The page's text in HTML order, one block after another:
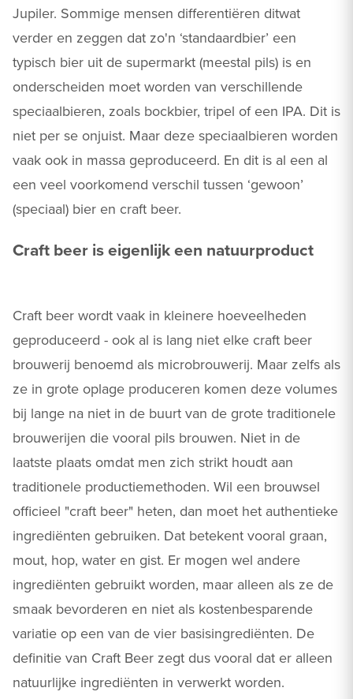
Jupiler. Sommige mensen differentiëren ditwat
verder en zeggen dat zo'n ‘standaardbier’ een
typisch bier uit de supermarkt (meestal pils) is en
onderscheiden moet worden van verschillende
speciaalbieren, zoals bockbier, tripel of een IPA. Dit is
niet per se onjuist. Maar deze speciaalbieren worden
vaak ook in massa geproduceerd. En dit is al een al
een veel voorkomend verschil tussen ‘gewoon’
(speciaal) bier en craft beer.
Craft beer is eigenlijk een natuurproduct
Craft beer wordt vaak in kleinere hoeveelheden
geproduceerd - ook al is lang niet elke craft beer
brouwerij benoemd als microbrouwerij. Maar zelfs als
ze in grote oplage produceren komen deze volumes
bij lange na niet in de buurt van de grote traditionele
brouwerijen die vooral pils brouwen. Niet in de
laatste plaats omdat men zich strikt houdt aan
traditionele productiemethoden. Wil een brouwsel
officieel "craft beer" heten, dan moet het authentieke
ingrediënten gebruiken. Dat betekent vooral graan,
mout, hop, water en gist. Er mogen wel andere
ingrediënten gebruikt worden, maar alleen als ze de
smaak bevorderen en niet als kostenbesparende
variatie op een van de vier basisingrediënten. De
definitie van Craft Beer zegt dus vooral dat er alleen
natuurlijke ingrediënten in verwerkt worden.